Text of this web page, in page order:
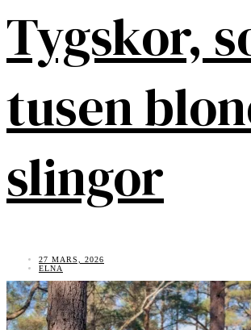
Tygskor,
tusen
slingor
27 MARS, 2026
ELNA